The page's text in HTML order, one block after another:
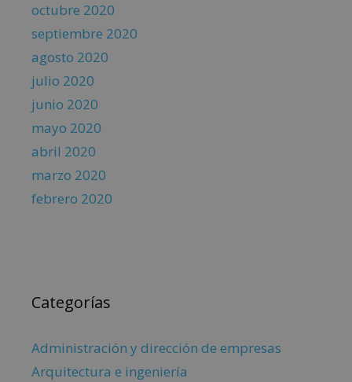
octubre 2020
septiembre 2020
agosto 2020
julio 2020
junio 2020
mayo 2020
abril 2020
marzo 2020
febrero 2020
Categorías
Administración y dirección de empresas
Arquitectura e ingeniería